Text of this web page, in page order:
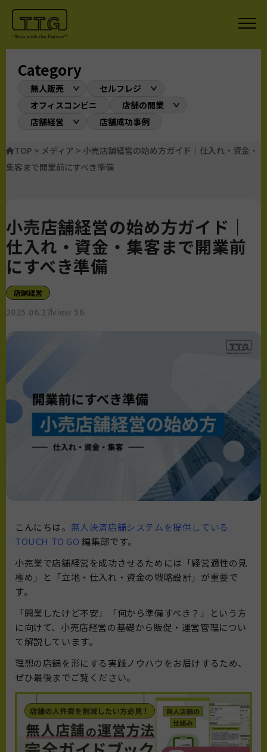
Category
無人販売
セルフレジ
オフィスコンビニ
店舗の開業
店舗経営
店舗成功事例
TOP > メディア > 小売店舗経営の始め方ガイド｜仕入れ・資金・
集客まで開業前にすべき準備
小売店舗経営の始め方ガイド｜
仕入れ・資金・集客まで開業前
にすべき準備
店舗経営
2025.06.27view 56
こんにちは。 無人決済店舗システムを提供している
TOUCH TO GO 編集部です。
小売業で店舗経営を成功させるためには「経営適性の見
極め」と「立地・仕入れ・資金の戦略設計」が重要で
す。
「開業したけど不安」「何から準備すべき？」という方
に向けて、小売店経営の基礎から販促・運営管理につい
て解説しています。
理想の店舗を形にする実践ノウハウをお届けするため、
ぜひ最後までご覧ください。